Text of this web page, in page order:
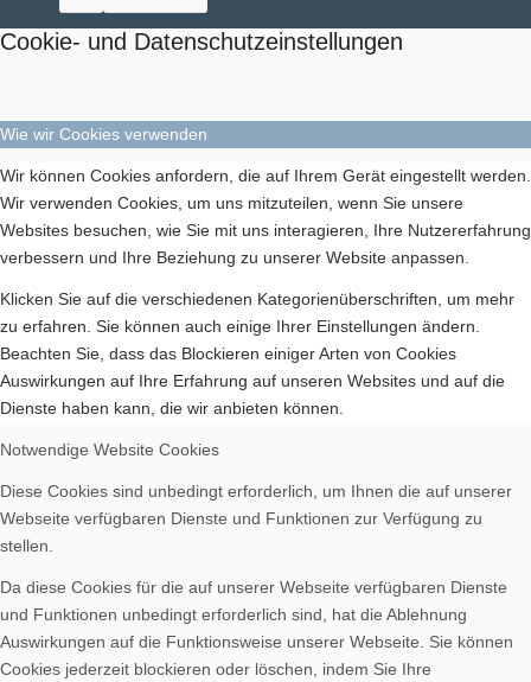
Geschichte
Berichte
Bilder BSA
Cookie- und Datenschutzeinstellungen
Wie wir Cookies verwenden
Wir können Cookies anfordern, die auf Ihrem Gerät eingestellt werden.
Wir verwenden Cookies, um uns mitzuteilen, wenn Sie unsere
Websites besuchen, wie Sie mit uns interagieren, Ihre Nutzererfahrung
verbessern und Ihre Beziehung zu unserer Website anpassen.
Klicken Sie auf die verschiedenen Kategorienüberschriften, um mehr
zu erfahren. Sie können auch einige Ihrer Einstellungen ändern.
Beachten Sie, dass das Blockieren einiger Arten von Cookies
Auswirkungen auf Ihre Erfahrung auf unseren Websites und auf die
Dienste haben kann, die wir anbieten können.
Notwendige Website Cookies
Diese Cookies sind unbedingt erforderlich, um Ihnen die auf unserer
Webseite verfügbaren Dienste und Funktionen zur Verfügung zu
stellen.
Da diese Cookies für die auf unserer Webseite verfügbaren Dienste
und Funktionen unbedingt erforderlich sind, hat die Ablehnung
Auswirkungen auf die Funktionsweise unserer Webseite. Sie können
Cookies jederzeit blockieren oder löschen, indem Sie Ihre